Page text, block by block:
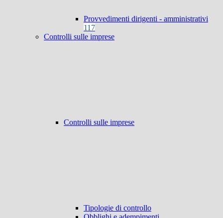
Provvedimenti dirigenti - amministrativi
117
Controlli sulle imprese
Controlli sulle imprese
Tipologie di controllo